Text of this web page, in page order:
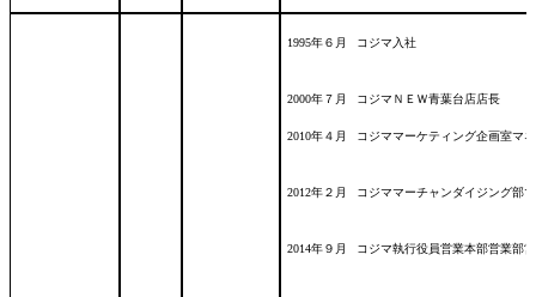
1995年６月 コジマ入社
2000年７月
2010年４月
コジマＮＥＷ青葉台店店長
コジママーケティング企画室マ
2012年２月 コジママーチャンダイジング部
2014年９月 コジマ執行役員営業本部営業部